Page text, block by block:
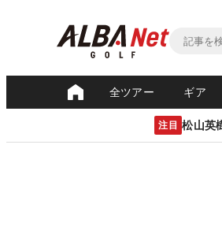
全ツアー ギア
注目 松山英